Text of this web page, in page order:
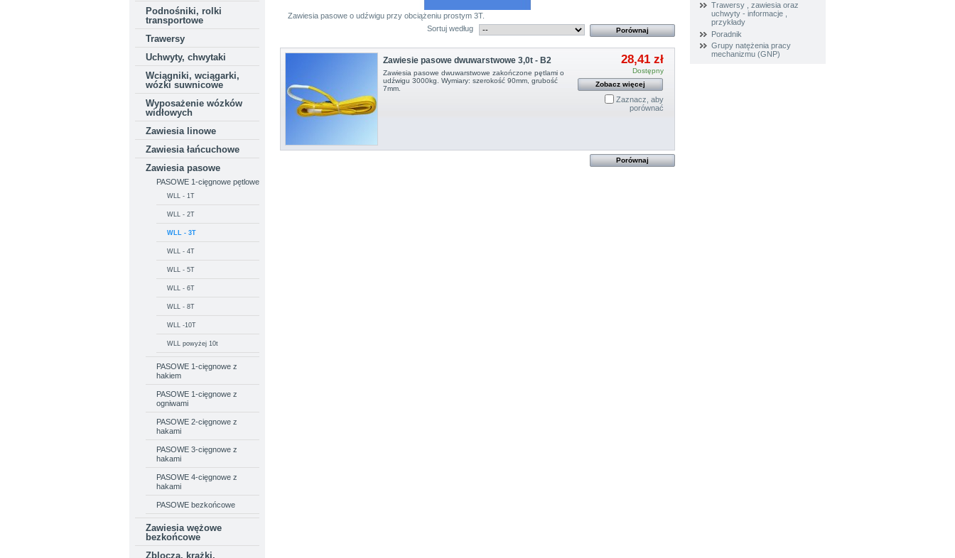
Podnośniki, rolki
transportowe
Trawersy
Uchwyty, chwytaki
Wciągniki, wciągarki,
wózki suwnicowe
Wyposażenie wózków
widłowych
Zawiesia linowe
Zawiesia łańcuchowe
Zawiesia pasowe
PASOWE 1-cięgnowe pętlowe
WLL - 1T
WLL - 2T
WLL - 3T
WLL - 4T
WLL - 5T
WLL - 6T
WLL - 8T
WLL -10T
WLL powyżej 10t
PASOWE 1-cięgnowe z
hakiem
PASOWE 1-cięgnowe z
ogniwami
PASOWE 2-cięgnowe z
hakami
PASOWE 3-cięgnowe z
hakami
PASOWE 4-cięgnowe z
hakami
PASOWE bezkońcowe
Zawiesia wężowe
bezkońcowe
Zblocza, krążki,
Zawiesia pasowe o udźwigu przy obciążeniu prostym 3T.
Sortuj według
Zawiesie pasowe dwuwarstwowe 3,0t - B2
Zawiesia pasowe dwuwarstwowe zakończone pętlami o
udźwigu 3000kg. Wymiary: szerokość 90mm, grubość
7mm.
28,41 zł
Dostępny
Zobacz więcej
Zaznacz, aby
porównać
Trawersy , zawiesia oraz
uchwyty - informacje ,
przykłady
Poradnik
Grupy natężenia pracy
mechanizmu (GNP)